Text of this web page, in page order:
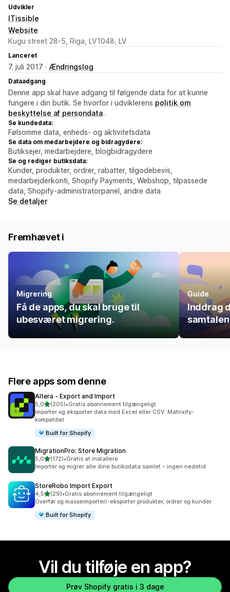
Udvikler
ITissible
Website
Kugu street 28-5, Riga, LV1048, LV
Lanceret
7. juli 2017 · Ændringslog
Dataadgang
Denne app skal have adgang til følgende data for at kunne
fungere i din butik. Se hvorfor i udviklerens politik om
beskyttelse af persondata .
Se kundedata:
Følsomme data, enheds- og aktivitetsdata
Se data om medarbejdere og bidragydere:
Butiksejer, medarbejdere, blogbidragydere
Se og rediger butiksdata:
Kunder, produkter, ordrer, rabatter, tilgodebevis,
medarbejderkonti, Shopify Payments, Webshop, tilpassede
data, Shopify-administratorpanel, andre data
Se detaljer
Fremhævet i
Migrering
Få de apps, du skal bruge til
ubesværet migrering.
Guide
Inddrag
Flere apps som denne
Altera ‑ Export and Import
5,0ud af 5 stjerner
(205)
205 anmeldelser i alt
•Gratis abonnement tilgængeligt
Importer og eksporter data med Excel eller CSV. Matrixify-
kompatibel
Built for Shopify
MigrationPro: Store Migration
5,0ud af 5 stjerner
(172)
172 anmeldelser i alt
•Gratis at installere
Importer og migrer alle dine butiksdata samlet – ingen nedetid
StoreRobo Import Export
4,5ud af 5 stjerner
(29)
29 anmeldelser i alt
•Gratis abonnement tilgængeligt
Overfør og masseimporter/-eksporter produkter, ordrer og kunder
Built for Shopify
Vil du tilføje en app?
Prøv Shopify gratis i 3 dage